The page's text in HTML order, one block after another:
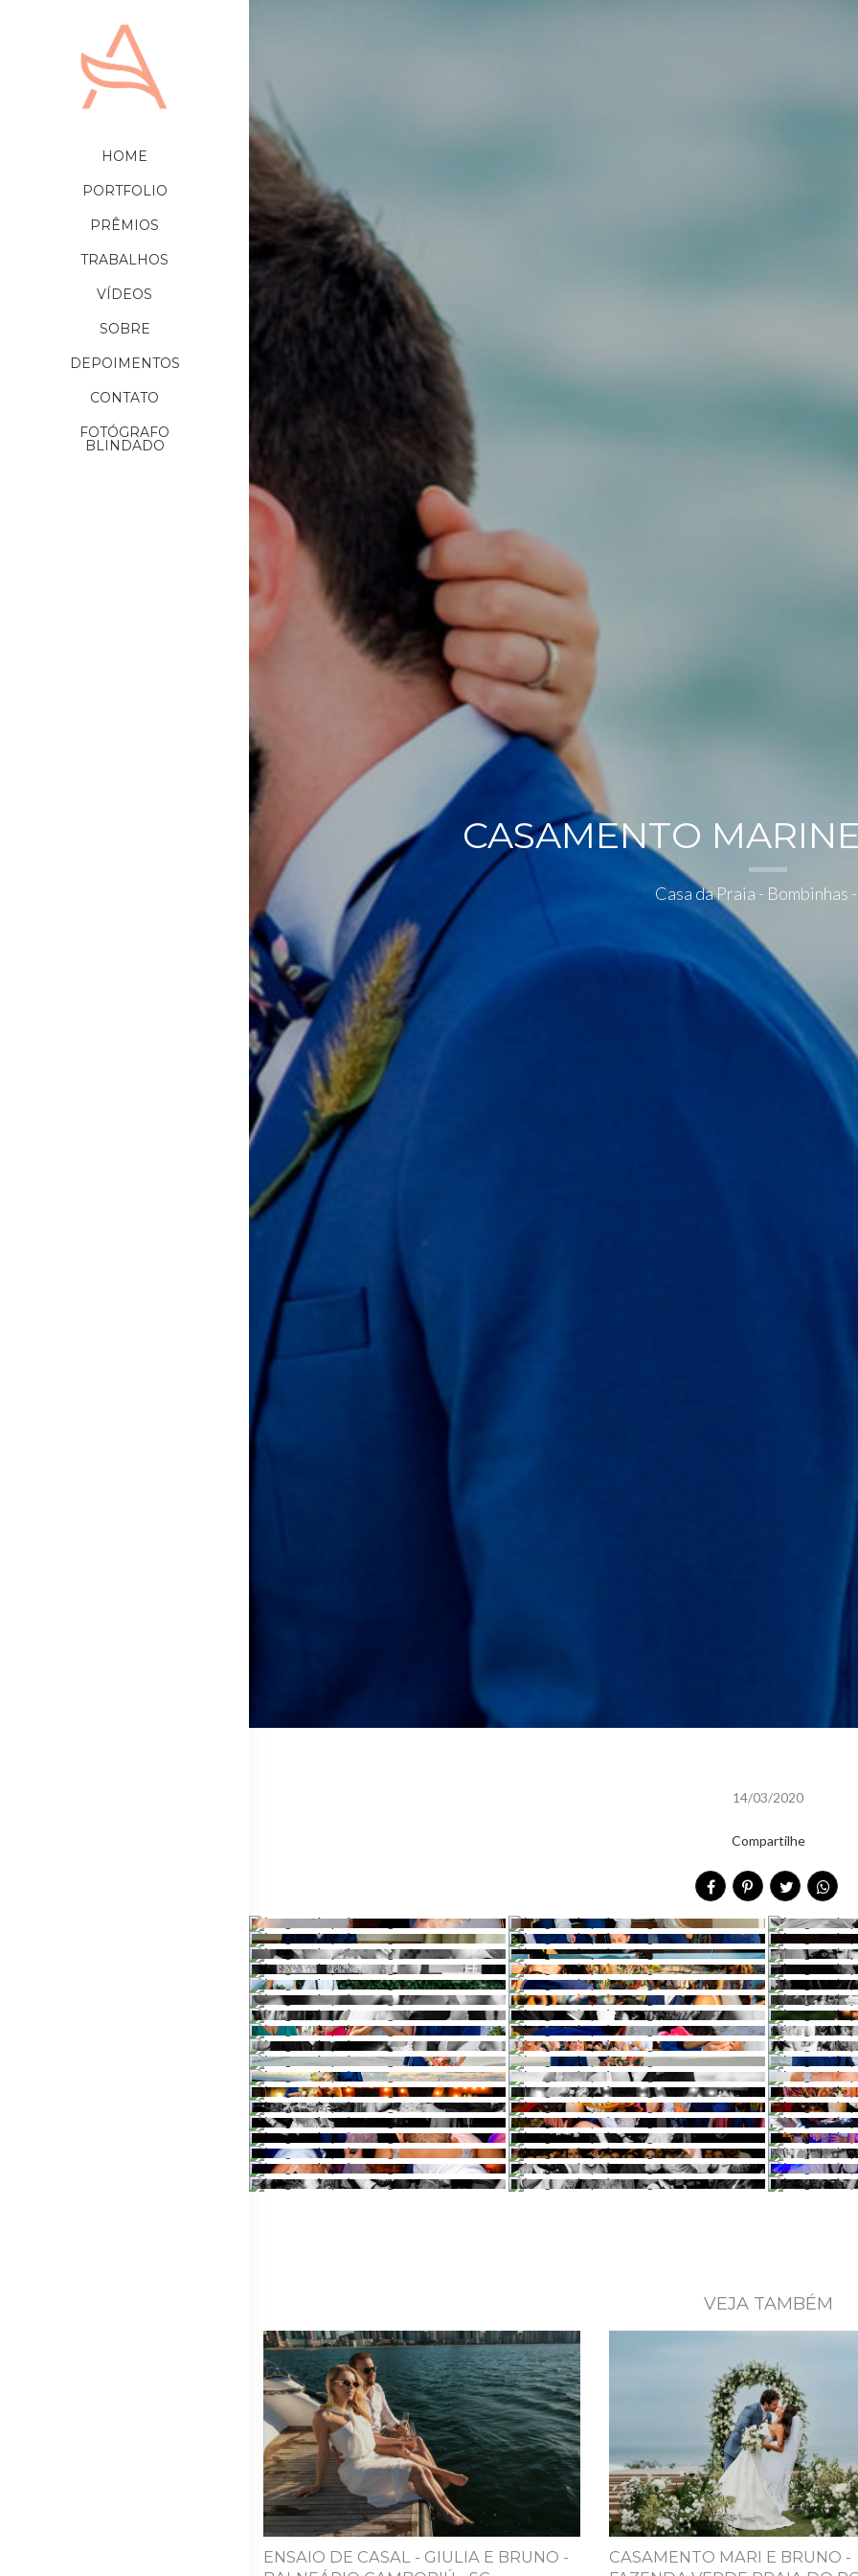
HOME
PORTFOLIO
PRÊMIOS
TRABALHOS
VÍDEOS
SOBRE
DEPOIMENTOS
CONTATO
FOTÓGRAFO
BLINDADO
CASAMENTO
Casa da Praia - Bombinhas
14/03/2020
Compartilhe
VEJA TAMBÉM
ENSAIO DE CASAL - GIULIA E BRUNO -
CASAMENTO MARI E BRUNO -